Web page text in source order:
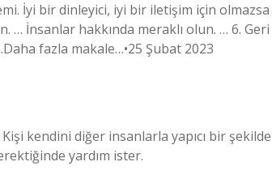
İyi bir dinleyici, iyi bir iletişim için olmazsa
… İnsanlar hakkında meraklı olun. … 6. Geri
fazla makale…•25 Şubat 2023
kendini diğer insanlarla yapıcı bir şekilde
yardım ister.